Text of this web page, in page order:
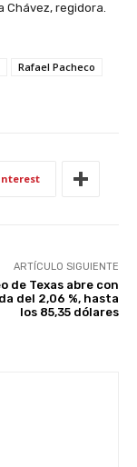
Chávez, regidora.
Rafael Pacheco
ARTÍCULO SIGUIENTE
de Texas abre con
del 2,06 %, hasta
los 85,35 dólares